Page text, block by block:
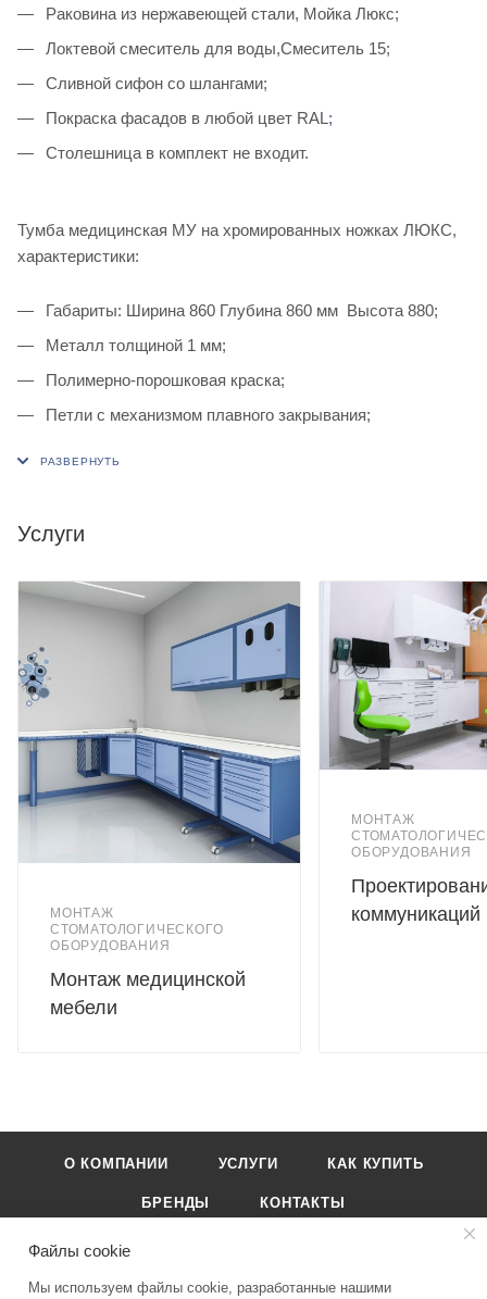
Раковина из нержавеющей стали, Мойка Люкс;
Локтевой смеситель для воды,Смеситель 15;
Сливной сифон со шлангами;
Покраска фасадов в любой цвет RAL;
Столешница в комплект не входит.
Тумба медицинская МУ на хромированных ножках ЛЮКС,
характеристики:
Габариты: Ширина 860 Глубина 860 мм Высота 880;
Металл толщиной 1 мм;
Полимерно-порошковая краска;
Петли с механизмом плавного закрывания;
коммуникации;
Тумба изготовлена на хромированных ножках высотой
100 мм с регулируемыми опорами.
Услуги
МОНТАЖ
СТОМАТОЛОГИЧЕСКОГО
ОБОРУДОВАНИЯ
Монтаж медицинской
мебели
МОНТАЖ
ОБОРУДОВАНИЯ
коммуникаций
О КОМПАНИИ УСЛУГИ КАК КУПИТЬ
БРЕНДЫ КОНТАКТЫ
Файлы cookie
Мы используем файлы cookie, разработанные нашими